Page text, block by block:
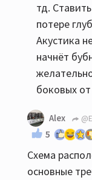
тд.
потере
Акустика
начнёт
боковых
Alex
5
Схема
основные